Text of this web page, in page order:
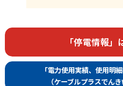
「停電情報」
「電力使用実績、使用明
（ケーブルプラスでん